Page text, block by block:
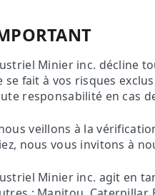
Minier inc. décline
se fait à vos risques
responsabilité en cas
veillons à la
nous vous invitons à
Minier inc. agit en